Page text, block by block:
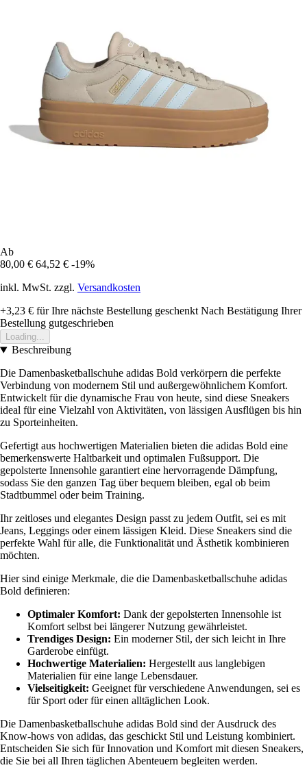
Ab
80,00 € 64,52 € -19%
inkl. MwSt. zzgl. Versandkosten
+3,23 € für Ihre nächste Bestellung geschenkt Nach Bestätigung Ihrer
Bestellung gutgeschrieben
Loading...
Beschreibung
Die Damenbasketballschuhe adidas Bold verkörpern die perfekte
Verbindung von modernem Stil und außergewöhnlichem Komfort.
Entwickelt für die dynamische Frau von heute, sind diese Sneakers
ideal für eine Vielzahl von Aktivitäten, von lässigen Ausflügen bis hin
zu Sporteinheiten.
Gefertigt aus hochwertigen Materialien bieten die adidas Bold eine
bemerkenswerte Haltbarkeit und optimalen Fußsupport. Die
gepolsterte Innensohle garantiert eine hervorragende Dämpfung,
sodass Sie den ganzen Tag über bequem bleiben, egal ob beim
Stadtbummel oder beim Training.
Ihr zeitloses und elegantes Design passt zu jedem Outfit, sei es mit
Jeans, Leggings oder einem lässigen Kleid. Diese Sneakers sind die
perfekte Wahl für alle, die Funktionalität und Ästhetik kombinieren
möchten.
Hier sind einige Merkmale, die die Damenbasketballschuhe adidas
Bold definieren:
Optimaler Komfort: Dank der gepolsterten Innensohle ist
Komfort selbst bei längerer Nutzung gewährleistet.
Trendiges Design: Ein moderner Stil, der sich leicht in Ihre
Garderobe einfügt.
Hochwertige Materialien: Hergestellt aus langlebigen
Materialien für eine lange Lebensdauer.
Vielseitigkeit: Geeignet für verschiedene Anwendungen, sei es
für Sport oder für einen alltäglichen Look.
Die Damenbasketballschuhe adidas Bold sind der Ausdruck des
Know-hows von adidas, das geschickt Stil und Leistung kombiniert.
Entscheiden Sie sich für Innovation und Komfort mit diesen Sneakers,
die Sie bei all Ihren täglichen Abenteuern begleiten werden.